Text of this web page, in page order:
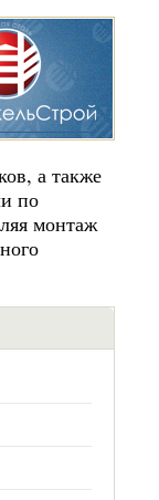
а также
по
монтаж